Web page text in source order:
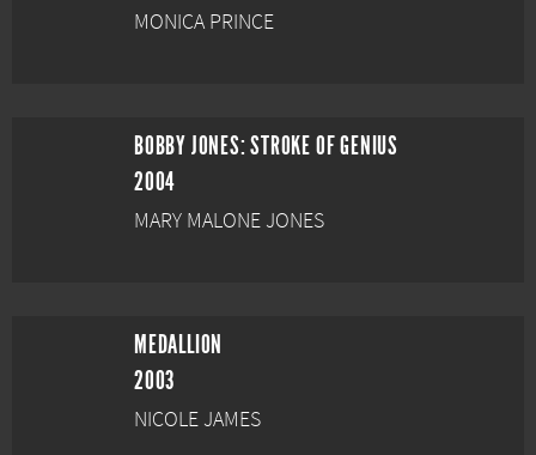
MONICA PRINCE
BOBBY JONES: STROKE OF GENIUS
2004
MARY MALONE JONES
MEDALLION
2003
NICOLE JAMES